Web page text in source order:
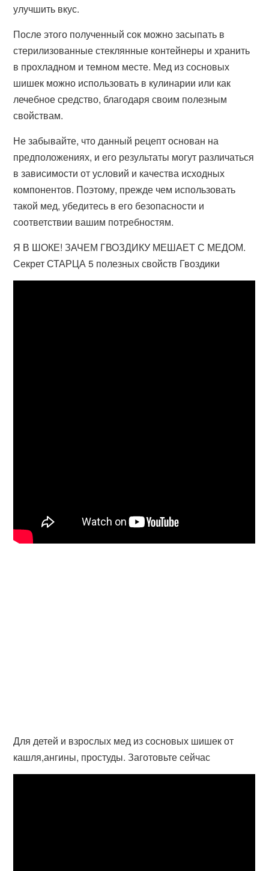
улучшить вкус.
После этого полученный сок можно засыпать в
стерилизованные стеклянные контейнеры и хранить
в прохладном и темном месте. Мед из сосновых
шишек можно использовать в кулинарии или как
лечебное средство, благодаря своим полезным
свойствам.
Не забывайте, что данный рецепт основан на
предположениях, и его результаты могут различаться
в зависимости от условий и качества исходных
компонентов. Поэтому, прежде чем использовать
такой мед, убедитесь в его безопасности и
соответствии вашим потребностям.
Я В ШОКЕ! ЗАЧЕМ ГВОЗДИКУ МЕШАЕТ С МЕДОМ.
Секрет СТАРЦА 5 полезных свойств Гвоздики
Для детей и взрослых мед из сосновых шишек от
кашля,ангины, простуды. Заготовьте сейчас